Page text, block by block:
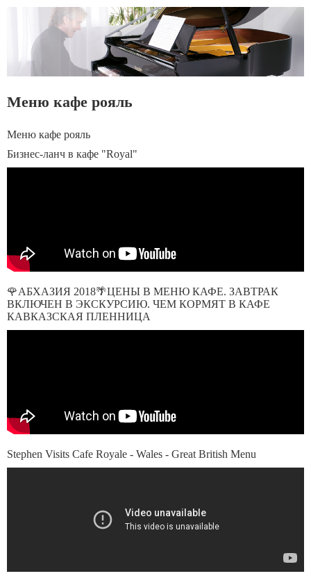
Меню кафе рояль
Меню кафе рояль
Бизнес-ланч в кафе "Royal"
🌹АБХАЗИЯ 2018🌴ЦЕНЫ В МЕНЮ КАФЕ. ЗАВТРАК
ВКЛЮЧЕН В ЭКСКУРСИЮ. ЧЕМ КОРМЯТ В КАФЕ
КАВКАЗСКАЯ ПЛЕННИЦА
Stephen Visits Cafe Royale - Wales - Great British Menu